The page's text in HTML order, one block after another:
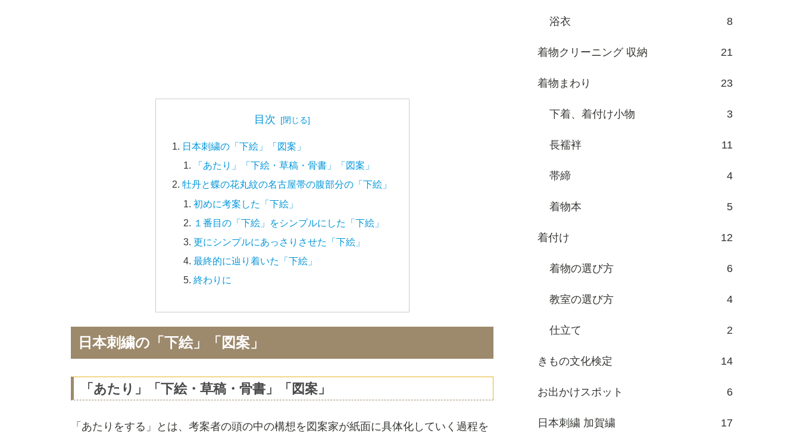
目次
日本刺繍の「下絵」「図案」
「あたり」「下絵・草稿・骨書」「図案」
牡丹と蝶の花丸紋の名古屋帯の腹部分の「下絵」
初めに考案した「下絵」
１番目の「下絵」をシンプルにした「下絵」
更にシンプルにあっさりさせた「下絵」
最終的に辿り着いた「下絵」
終わりに
日本刺繍の「下絵」「図案」
「あたり」「下絵・草稿・骨書」「図案」
「あたりをする」とは、考案者の頭の中の構想を図案家が紙面に具体化していく過程を
浴衣 8
着物クリーニング 収納 21
着物まわり 23
下着、着付け小物 3
長襦袢 11
帯締 4
着物本 5
着付け 12
着物の選び方 6
教室の選び方 4
仕立て 2
きもの文化検定 14
お出かけスポット 6
日本刺繍 加賀繍 17